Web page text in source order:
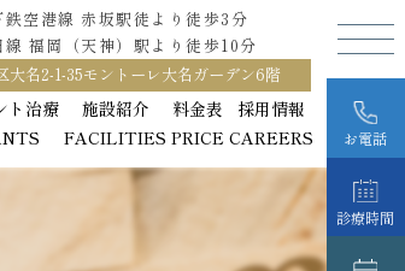
空港線 赤坂駅徒より徒歩3分
線 福岡（天神）駅より徒歩10分
名2-1-35モントーレ大名ガーデン6階
ト治療
施設紹介
FACILITIES
料金表
PRICE
採用情報
CAREERS
空港線 赤坂駅徒より徒歩3分
線 福岡（天神）駅より徒歩10分
名2-1-35モントーレ大名ガーデン6階
ト治療
施設紹介
FACILITIES
料金表
PRICE
採用情報
CAREERS
お電話
診療時間